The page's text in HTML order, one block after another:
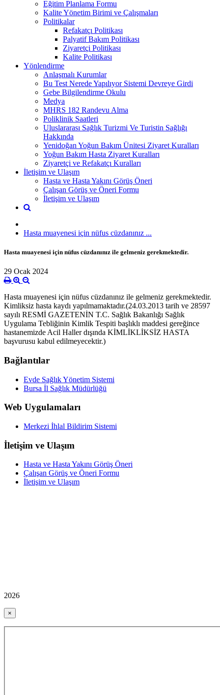
Eğitim Planlama Formu
Kalite Yönetim Birimi ve Çalışmaları
Politikalar
Refakatçı Politikası
Palyatif Bakım Politikası
Ziyaretçi Politikası
Kalite Politikası
Yönlendirme
Anlaşmalı Kurumlar
Bu Test Nerede Yapılıyor Sistemi Devreye Girdi
Gebe Bilgilendirme Okulu
Medya
MHRS 182 Randevu Alma
Poliklinik Saatleri
Uluslararası Sağlık Turizmi Ve Turistin Sağlığı
Hakkında
Yenidoğan Yoğun Bakım Ünitesi Ziyaret Kuralları
Yoğun Bakım Hasta Ziyaret Kuralları
Ziyaretçi ve Refakatçı Kuralları
İletişim ve Ulaşım
Hasta ve Hasta Yakını Görüş Öneri
Çalışan Görüş ve Öneri Formu
İletişim ve Ulaşım
Hasta muayenesi için nüfus cüzdanınız ...
Hasta muayenesi için nüfus cüzdanınız ile gelmeniz gerekmektedir.
29 Ocak 2024
Hasta muayenesi için nüfus cüzdanınız ile gelmeniz gerekmektedir.
Kimliksiz hasta kaydı yapılmamaktadır.(24.03.2013 tarih ve 28597
sayılı RESMİ GAZETENİN T.C. Sağlık Bakanlığı Sağlık
Uygulama Tebliğinin Kimlik Tespiti başlıklı maddesi gereğince
hastanemizde Acil Haller dışında KİMLİKLİKSİZ HASTA
başvurusu kabul edilmeyecektir.)
Bağlantılar
Evde Sağlık Yönetim Sistemi
Bursa İl Sağlık Müdürlüğü
Web Uygulamaları
Merkezi İhlal Bildirim Sistemi
İletişim ve Ulaşım
Hasta ve Hasta Yakını Görüş Öneri
Çalışan Görüş ve Öneri Formu
İletişim ve Ulaşım
2026
×